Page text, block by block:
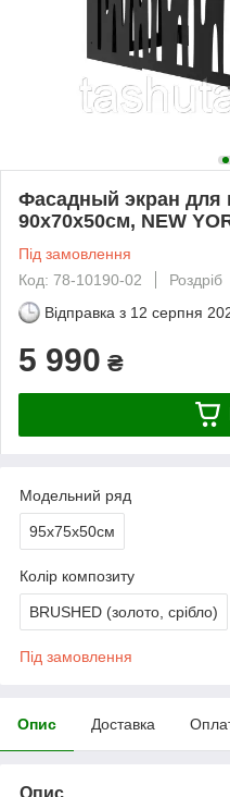
Фасадный экран для
90х70х50см, NEW
Під замовлення
Код: 78-10190-02
Роздріб
Відправка з 12 серпня
5 990 ₴
Модельний ряд
95х75х50см
Колір композиту
BRUSHED (золото, срібло)
Під замовлення
Опис Доставка
Опис